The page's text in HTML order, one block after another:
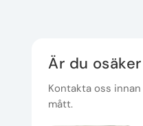
Är du
Kontakta oss
mått.